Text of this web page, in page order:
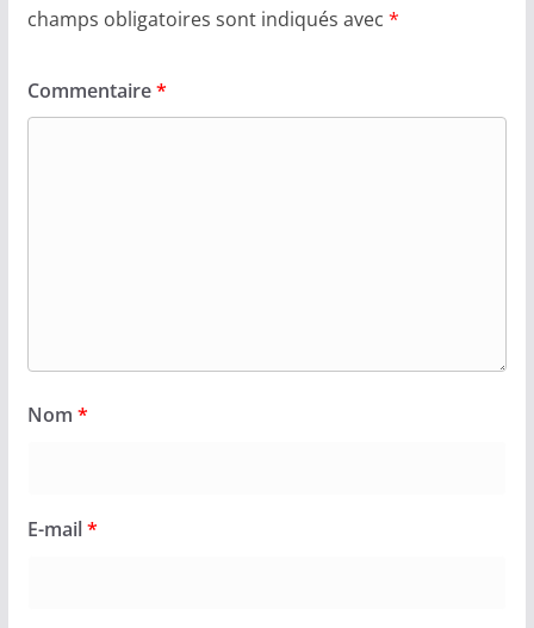
champs obligatoires sont indiqués avec *
Commentaire*
Nom *
E-mail*